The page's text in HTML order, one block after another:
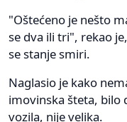
"Oštećeno je nešto
se dva ili tri", rekao
se stanje smiri.
Naglasio je kako
imovinska šteta, bilo
vozila, nije velika.